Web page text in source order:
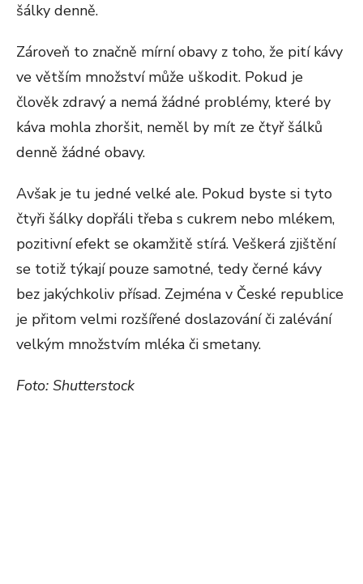
šálky denně.
Zároveň to značně mírní obavy z toho, že pití kávy
ve větším množství může uškodit. Pokud je
člověk zdravý a nemá žádné problémy, které by
káva mohla zhoršit, neměl by mít ze čtyř šálků
denně žádné obavy.
Avšak je tu jedné velké ale. Pokud byste si tyto
čtyři šálky dopřáli třeba s cukrem nebo mlékem,
pozitivní efekt se okamžitě stírá. Veškerá zjištění
se totiž týkají pouze samotné, tedy černé kávy
bez jakýchkoliv přísad. Zejména v České republice
je přitom velmi rozšířené doslazování či zalévání
velkým množstvím mléka či smetany.
Foto: Shutterstock